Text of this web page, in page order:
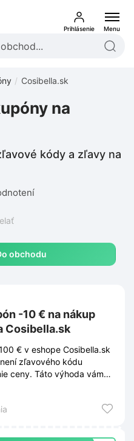
Prihlásenie Menu
Cosibella.sk
obchodu
na
kódy a zľavy na
-10 € na nákup
Cosibella.sk
€ v eshope Cosibella.sk
zľavového kódu
ceny. Táto výhoda vám
hodnoty objednávky